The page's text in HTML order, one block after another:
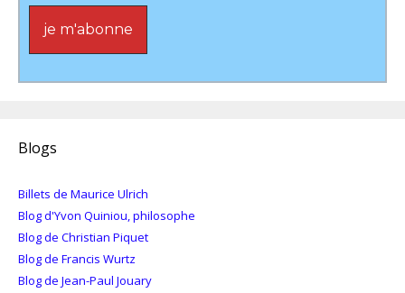
Blogs
Billets de Maurice Ulrich
Blog d'Yvon Quiniou, philosophe
Blog de Christian Piquet
Blog de Francis Wurtz
Blog de Jean-Paul Jouary